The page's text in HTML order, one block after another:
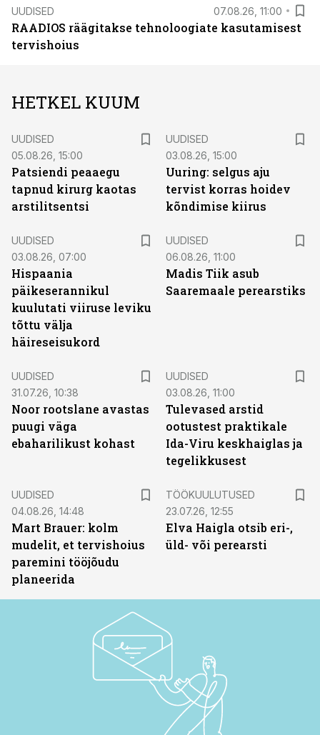
UUDISED 07.08.26, 11:00
RAADIOS räägitakse tehnoloogiate kasutamisest
tervishoius
HETKEL KUUM
UUDISED
05.08.26, 15:00
Patsiendi peaaegu
tapnud kirurg kaotas
arstilitsentsi
UUDISED
03.08.26, 15:00
Uuring: selgus aju
tervist korras hoidev
kõndimise kiirus
UUDISED
03.08.26, 07:00
Hispaania
päikeserannikul
kuulutati viiruse leviku
tõttu välja
häireseisukord
UUDISED
06.08.26, 11:00
Madis Tiik asub
Saaremaale perearstiks
UUDISED
31.07.26, 10:38
Noor rootslane avastas
puugi väga
ebaharilikust kohast
UUDISED
03.08.26, 11:00
Tulevased arstid
ootustest praktikale
Ida-Viru keskhaiglas ja
tegelikkusest
UUDISED
04.08.26, 14:48
Mart Brauer: kolm
mudelit, et tervishoius
paremini tööjõudu
planeerida
TÖÖKUULUTUSED
23.07.26, 12:55
Elva Haigla otsib eri-,
üld- või perearsti